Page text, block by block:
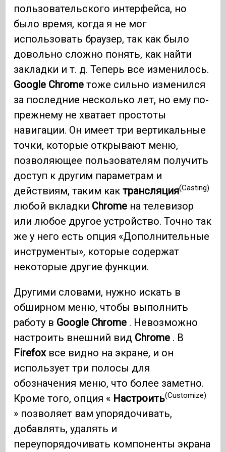
пользовательского интерфейса, но
было время, когда я не мог
использовать браузер, так как было
довольно сложно понять, как найти
закладки и т. д. Теперь все изменилось.
Google Chrome тоже сильно изменился
за последние несколько лет, но ему по-
прежнему не хватает простоты
навигации. Он имеет три вертикальные
точки, которые открывают меню,
позволяющее пользователям получить
доступ к другим параметрам и
действиям, таким кактрансляция(Casting)
любой вкладки Chrome на телевизор
или любое другое устройство. Точно так
же у него есть опция «Дополнительные
инструменты», которые содержат
некоторые другие функции.
Другими словами, нужно искать в
обширном меню, чтобы выполнить
работу в Google Chrome . Невозможно
настроить внешний вид Chrome . В
Firefoxвсе видно на экране, и он
использует три полосы для
обозначения меню, что более заметно.
Кроме того, опция « Настроить(Customize)
» позволяет вам упорядочивать,
добавлять, удалять и
переупорядочивать компоненты экрана